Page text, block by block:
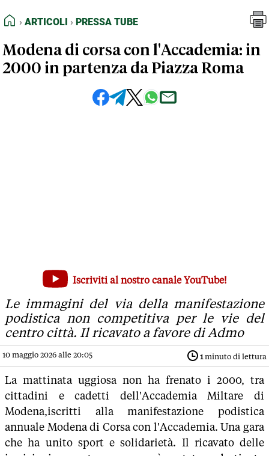
FEED RSS
NORMATIVE DEONTOLOGICHE
TERMINI e CONDIZIONI
Articoli
Pressa Tube
HOME
ARTICOLI PRESSA TUBE
Modena di corsa con l'Accademia: in
2000 in partenza da Piazza Roma
Modena di corsa con l'Accademia: in 2000 in partenza da
Iscriviti al nostro canale YouTube!
Le immagini del via della manifestazione
podistica non competitiva per le vie del
centro città. Il ricavato a favore di Admo
10 maggio 2026 alle 20:05 1minuto di lettura
La mattinata uggiosa non ha frenato i 2000, tra
cittadini e cadetti dell'Accademia Miltare di
Modena,iscritti alla manifestazione podistica
annuale Modena di Corsa con l'Accademia. Una gara
che ha unito sport e solidarietà. Il ricavato delle